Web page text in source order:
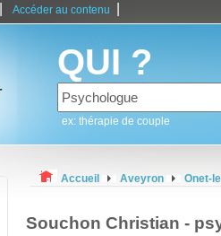
Accéder au contenu
QUI ?
ex: thérapie de couple
Accueil Aveyron Onet-
Souchon Christian -